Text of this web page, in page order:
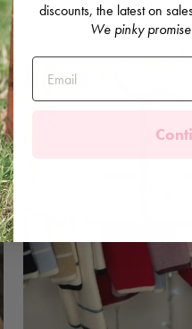
discounts, the latest on
We pinky